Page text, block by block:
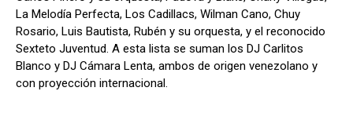
La Melodía Perfecta, Los Cadillacs, Wilman Cano, Chuy
Rosario, Luis Bautista, Rubén y su orquesta, y el reconocido
Sexteto Juventud. A esta lista se suman los DJ Carlitos
Blanco y DJ Cámara Lenta, ambos de origen venezolano y
con proyección internacional.